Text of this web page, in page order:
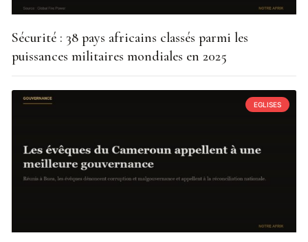
Sécurité : 38 pays africains classés parmi les
puissances militaires mondiales en 2025
EGLISES